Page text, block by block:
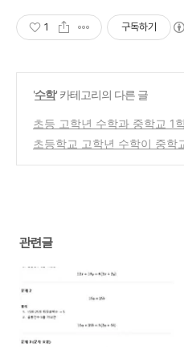
1 구독하기
'수학' 카테고리의 다른 글
초등 고학년 수학과 중학교 1
단원 : 약수와 배수 → 인수분
초등학교 고학년 수학이 중학
관련글